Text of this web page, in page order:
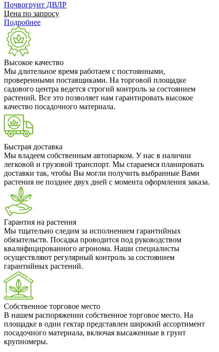
Почвогрунт ДВЛР
Цена по запросу
Подробнее
Высокое качество
Мы длительное время работаем с постоянными,
проверенными поставщиками. На торговой площадке
садового центра ведется строгий контроль за состоянием
растений. Все это позволяет нам гарантировать высокое
качество посадочного материала.
Быстрая доставка
Мы владеем собственным автопарком. У нас в наличии
легковой и грузовой транспорт. Мы стараемся планировать
доставки так, чтобы Вы могли получить выбранные Вами
растения не позднее двух дней с момента оформления заказа.
Гарантия на растения
Мы тщательно следим за исполнением гарантийных
обязательств. Посадка проводится под руководством
квалифицированного агронома. Наши специалисты
осуществляют регулярный контроль за состоянием
гарантийных растений.
Собственное торговое место
В нашем распоряжении собственное торговое место. На
площадке в один гектар представлен широкий ассортимент
посадочного материала, включая высаженные в грунт
крупномеры.